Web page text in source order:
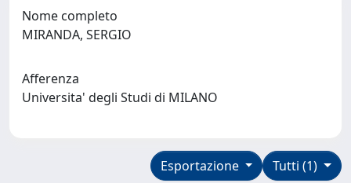
Nome completo
MIRANDA, SERGIO
Afferenza
Universita' degli Studi di MILANO
Tutti (1)
Esportazione